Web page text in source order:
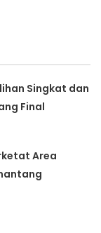
Singkat dan
Final
Area